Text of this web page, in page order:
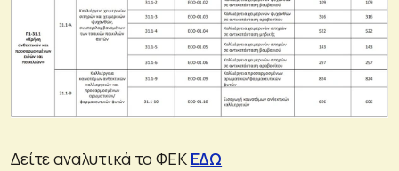
Δείτε αναλυτικά το ΦΕΚ ΕΔΩ